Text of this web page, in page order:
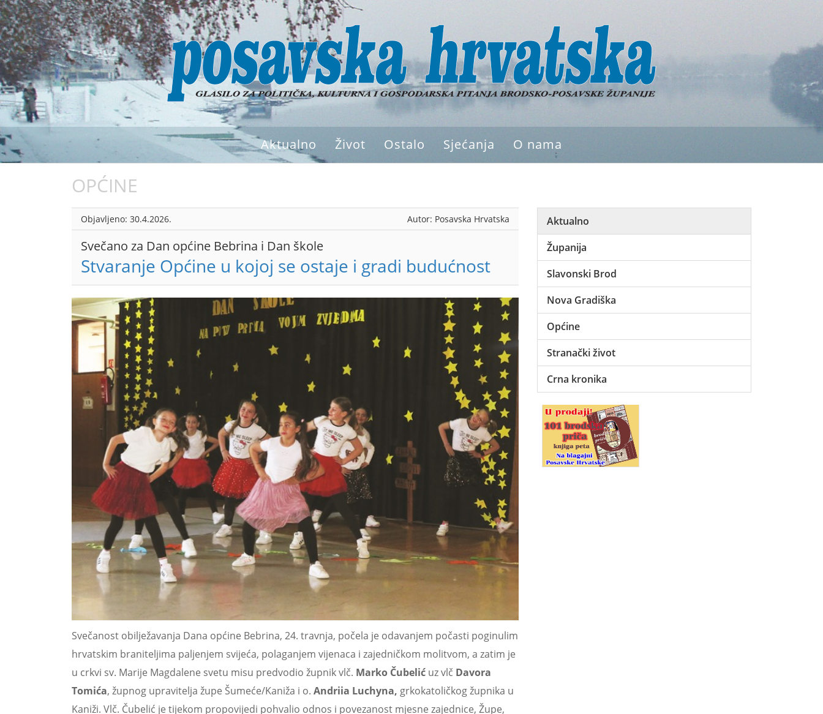
Aktualno Život Ostalo Sjećanja O nama
OPĆINE
Objavljeno: 30.4.2026. Autor: Posavska Hrvatska
Svečano za Dan općine Bebrina i Dan škole
Stvaranje Općine u kojoj se ostaje i gradi budućnost
Svečanost obilježavanja Dana općine Bebrina, 24. travnja, počela je odavanjem počasti poginulim
hrvatskim braniteljima paljenjem svijeća, polaganjem vijenaca i zajedničkom molitvom, a zatim je
u crkvi sv. Marije Magdalene svetu misu predvodio župnik vlč. Marko Čubelić uz vlč Davora
Tomića, župnog upravitelja župe Šumeće/Kaniža i o. Andriia Luchyna, grkokatoličkog župnika u
Kaniži. Vlč. Čubelić je tijekom propovijedi pohvalio odnos i povezanost mjesne zajednice, Župe,
Aktualno
Županija
Slavonski Brod
Nova Gradiška
Općine
Stranački život
Crna kronika